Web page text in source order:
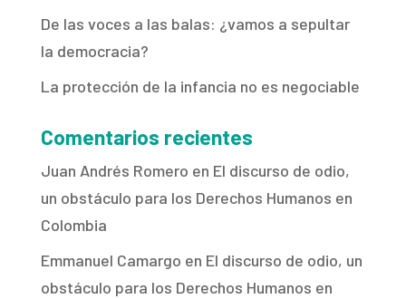
De las voces a las balas: ¿vamos a sepultar
la democracia?
La protección de la infancia no es negociable
Comentarios recientes
Juan Andrés Romero en El discurso de odio,
un obstáculo para los Derechos Humanos en
Colombia
Emmanuel Camargo en El discurso de odio, un
obstáculo para los Derechos Humanos en